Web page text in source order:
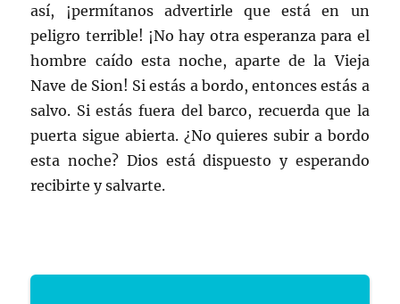
así, ¡permítanos advertirle que está en un
peligro terrible! ¡No hay otra esperanza para el
hombre caído esta noche, aparte de la Vieja
Nave de Sion! Si estás a bordo, entonces estás a
salvo. Si estás fuera del barco, recuerda que la
puerta sigue abierta. ¿No quieres subir a bordo
esta noche? Dios está dispuesto y esperando
recibirte y salvarte.